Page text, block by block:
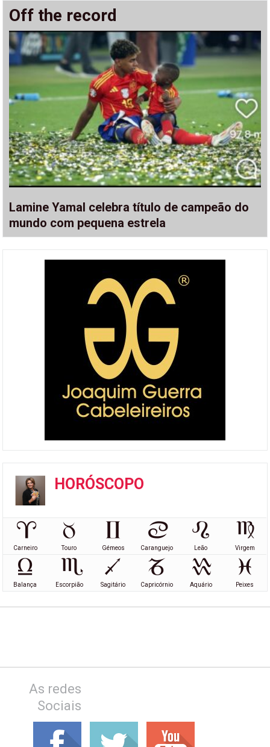
Off the record
Lamine Yamal celebra título de campeão do
mundo com pequena estrela
HORÓSCOPO
Carneiro Touro Gémeos Caranguejo Leão Virgem
Balança Escorpião Sagitário Capricórnio Aquário Peixes
As redes
Sociais